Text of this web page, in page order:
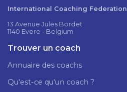
International Coaching Federation
13 Avenue Jules Bordet
1140 Evere - Belgium
Trouver un coach
Annuaire des coachs
Qu'est-ce qu'un coach ?